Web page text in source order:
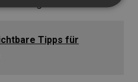
Tipps für